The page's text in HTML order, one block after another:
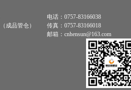
成品管仓）
电话：0757-83166038
传真：0757-83166018
邮箱：cnhensun@163.com